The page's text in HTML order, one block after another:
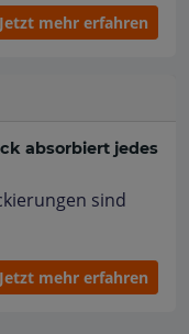
Jetzt mehr erfahren
absorbiert jedes
sind
Jetzt mehr erfahren